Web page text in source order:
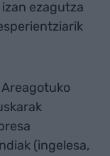
ezagutza
(ingelesa,